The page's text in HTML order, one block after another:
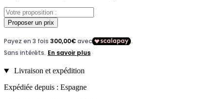
Proposer un prix
Livraison et expédition
Expédiée depuis : Espagne